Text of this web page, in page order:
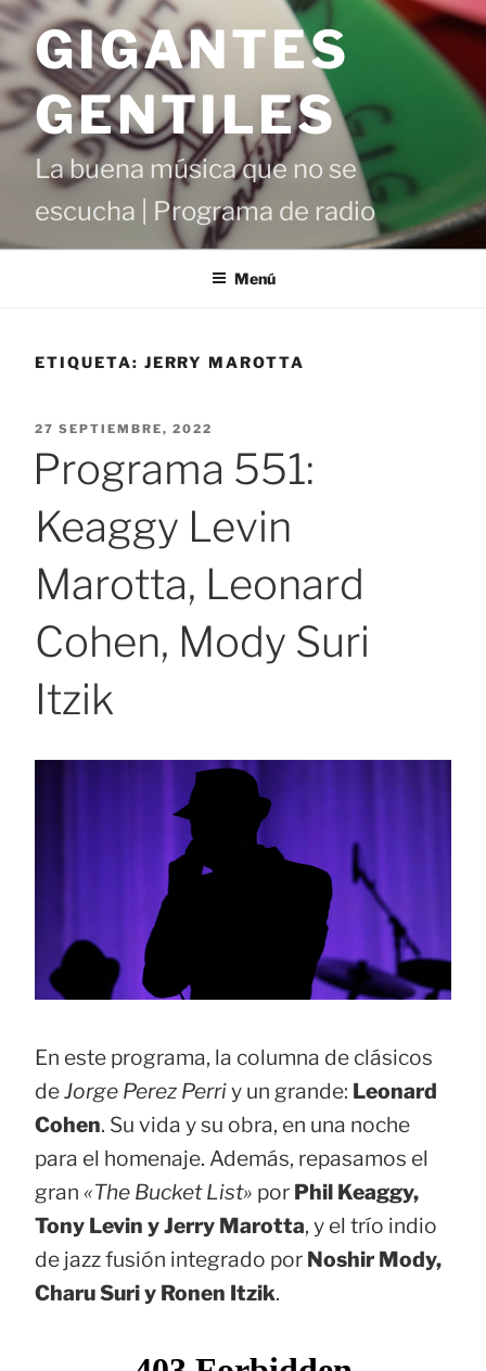
Saltar
contenido
GIGANTES
GENTILES
La buena música que no se
escucha | Programa de radio
Menú
ETIQUETA: JERRY MAROTTA
PUBLICADO
27 SEPTIEMBRE, 2022
Programa 551:
Keaggy Levin
Marotta, Leonard
Cohen, Mody Suri
Itzik
En este programa, la columna de clásicos
deJorge Perez Perriy un grande: Leonard
Cohen. Su vida y su obra, en una noche
para el homenaje. Además, repasamos el
gran «The Bucket List» por Phil Keaggy,
Tony Levin y Jerry Marotta, y el trío indio
de jazz fusión integrado por Noshir Mody,
Charu Suri y Ronen Itzik.